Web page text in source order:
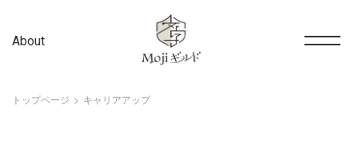
About
トップページ キャリアアップ